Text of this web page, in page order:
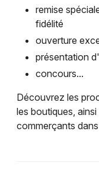
remise
fidélité
ouverture
présentation
concours...
Découvrez les
les boutiques,
commerçants